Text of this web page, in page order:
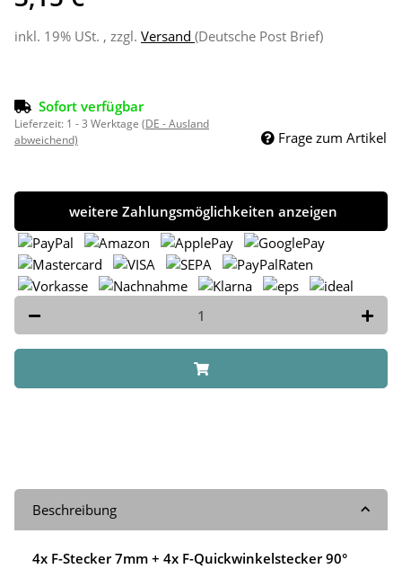
inkl. 19% USt. , zzgl. Versand (Deutsche Post Brief)
Sofort verfügbar
Lieferzeit: 1 - 3 Werktage (DE - Ausland
abweichend)
Frage zum Artikel
weitere Zahlungsmöglichkeiten anzeigen
Beschreibung
4x F-Stecker 7mm + 4x F-Quickwinkelstecker 90°